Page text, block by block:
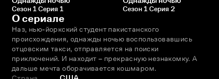
Сезон 1 Серия 1 Сезон 1 Серия 2
О сериале
Наз, нью-йоркский студент пакистанского
происхождения, однажды ночью воспользовавшись
отцовским такси, отправляется на поиски
приключений. И находит – прекрасную незнакомку. А
дальше мечта оборачивается кошмаром.